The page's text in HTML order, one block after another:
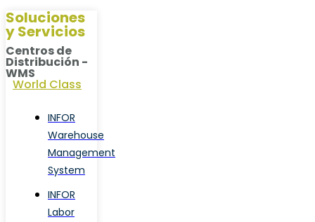
Soluciones
y Servicios
Centros de
Distribución -
WMS
World Class
INFOR
Warehouse
Management
System
INFOR
Labor